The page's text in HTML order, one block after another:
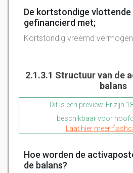
De kortstondige
gefinancierd met;
Kortstondig vreemd vermogen
2.1.3.1 Structuur van de
balans
Dit is een preview. Er zijn
beschikbaar voor
Laat hier meer
Hoe worden de
de balans?